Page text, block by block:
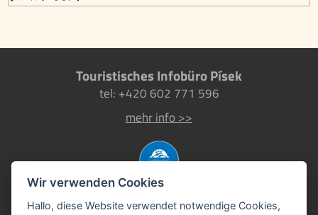
Touristisches Infobüro Písek
tel: +420 602 771 596
mehr info >>
Wir verwenden Cookies
Hallo, diese Website verwendet notwendige Cookies,